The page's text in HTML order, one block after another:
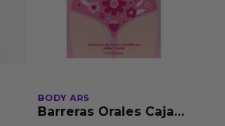
BODY ARS
Barreras Orales Caja